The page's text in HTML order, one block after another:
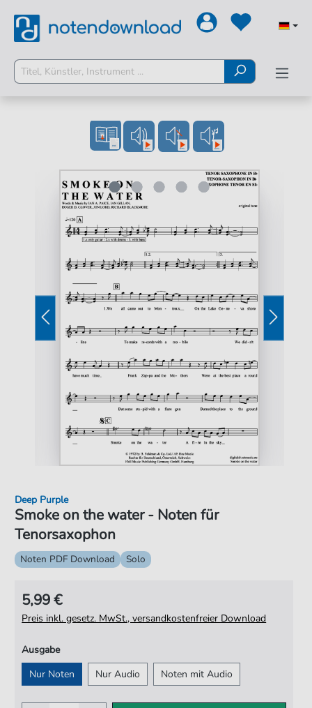
Smoke on the water - Noten für
Tenorsaxophon
Deep Purple
Noten PDF Download Solo
5,99 €
Preis inkl. gesetz. MwSt., versandkostenfreier Download
Ausgabe
Nur Noten
Nur Audio Noten mit Audio